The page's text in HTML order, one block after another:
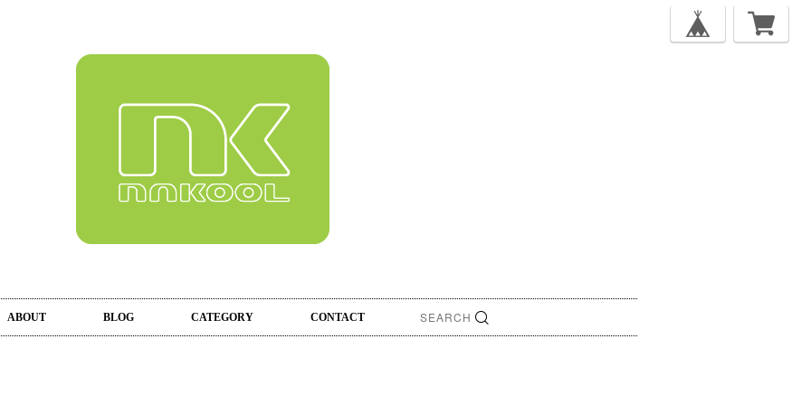
ABOUT BLOG CATEGORY CONTACT